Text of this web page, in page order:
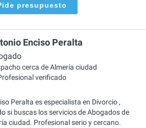
presupuesto
Enciso Peralta
cerca de Almería ciudad
verificado
Peralta es especialista en Divorcio ,
si buscas los servicios de Abogados de
ciudad. Profesional serio y cercano.